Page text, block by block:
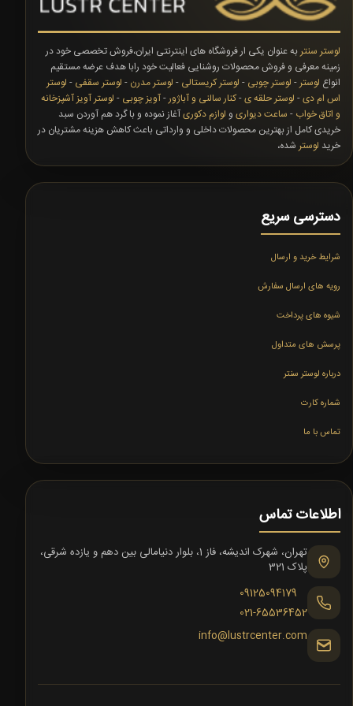
لوستر سنتر به عنوان یکی ار فروشگاه های اینترنتی ایران،فروش تخصصی خود در
زمینه معرفی و فروش محصولات روشنایی فعالیت خود رابا هدف عرضه مستقیم
انواع لوستر - لوستر چوبی - لوستر کریستالی - لوستر مدرن - لوستر سقفی - لوستر
اس ام دی- لوستر حلقه ی-کنار سالنی و آباژور-آویز چوبی - لوستر آویز آشپزخانه
و اتاق خواب - ساعت دیواری و لوازم دکوریآغاز نموده و با گرد هم آوردن سبد
خریدی کامل از بهترین محصولات داخلی و وارداتی باعث کاهش هزینه مشتریان در
خرید لوستر شده،
دسترسی سریع
شرایط خرید و ارسال
رویه های ارسال سفارش
شیوه های پرداخت
پرسش های متداول
درباره لوستر سنتر
شماره کارت
تماس با ما
اطلاعات تماس
تهران، شهرک اندیشه، فاز 1، بلوار دنیامالی بین دهم و یازده شرقی،
پلاک 321
09125094179
021-65536452
info@lustrcenter.com